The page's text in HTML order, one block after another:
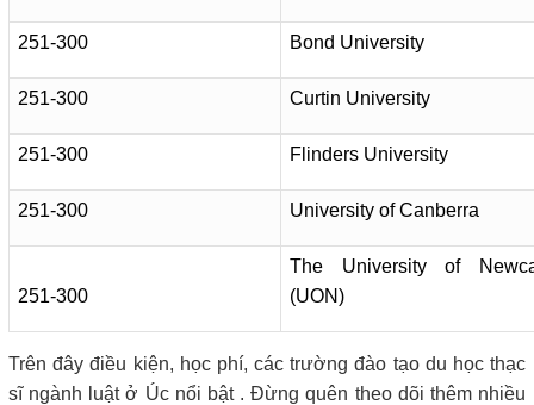
251-300 Bond University
251-300 Curtin University
251-300 Flinders University
251-300 University of Canberra
251-300
The University of
(UON)
Trên đây điều kiện, học phí, các trường đào tạo du học thạc
sĩ ngành luật ở Úc nổi bật . Đừng quên theo dõi thêm nhiều